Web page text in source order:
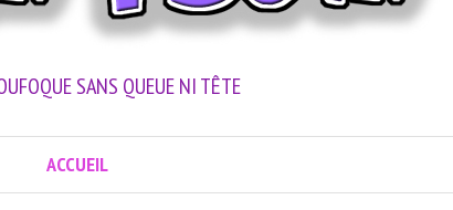
SANS QUEUE NI TÊTE
ACCUEIL